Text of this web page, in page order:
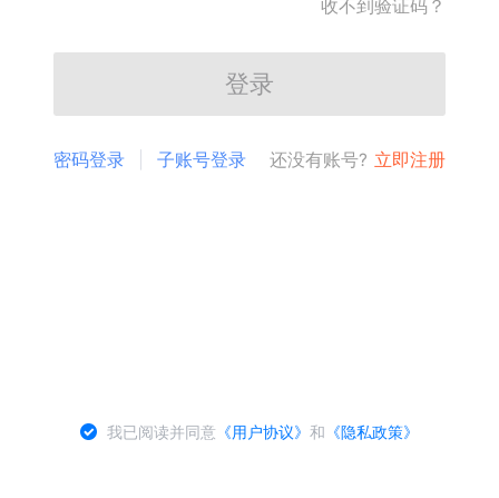
收不到验证码？
登录
密码登录 子账号登录 还没有账号? 立即注册
我已阅读并同意 《用户协议》和 《隐私政策》